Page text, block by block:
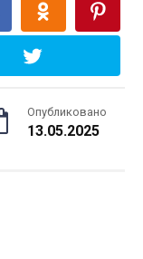
Опубликовано
13.05.2025